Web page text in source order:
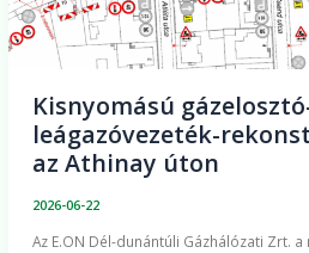
Kisnyomású
leágazóvezeték-
az Athinay úton
2026-06-22
Az E.ON Dél-dunántúli Gázhálózati Zrt.
az
Athinay